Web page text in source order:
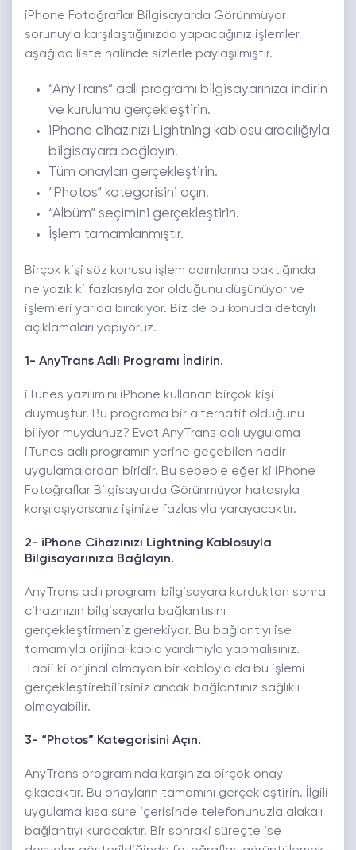
iPhone Fotoğraflar Bilgisayarda Görünmüyor
sorunuyla karşılaştığınızda yapacağınız işlemler
aşağıda liste halinde sizlerle paylaşılmıştır.
“AnyTrans” adlı programı bilgisayarınıza indirin
ve kurulumu gerçekleştirin.
iPhone cihazınızı Lightning kablosu aracılığıyla
bilgisayara bağlayın.
Tüm onayları gerçekleştirin.
“Photos” kategorisini açın.
“Albüm” seçimini gerçekleştirin.
İşlem tamamlanmıştır.
Birçok kişi söz konusu işlem adımlarına baktığında
ne yazık ki fazlasıyla zor olduğunu düşünüyor ve
işlemleri yarıda bırakıyor. Biz de bu konuda detaylı
açıklamaları yapıyoruz.
1- AnyTrans Adlı Programı İndirin.
iTunes yazılımını iPhone kullanan birçok kişi
duymuştur. Bu programa bir alternatif olduğunu
biliyor muydunuz? Evet AnyTrans adlı uygulama
iTunes adlı programın yerine geçebilen nadir
uygulamalardan biridir. Bu sebeple eğer ki iPhone
Fotoğraflar Bilgisayarda Görünmüyor hatasıyla
karşılaşıyorsanız işinize fazlasıyla yarayacaktır.
2- iPhone Cihazınızı Lightning Kablosuyla
Bilgisayarınıza Bağlayın.
AnyTrans adlı programı bilgisayara kurduktan sonra
cihazınızın bilgisayarla bağlantısını
gerçekleştirmeniz gerekiyor. Bu bağlantıyı ise
tamamıyla orijinal kablo yardımıyla yapmalısınız.
Tabii ki orijinal olmayan bir kabloyla da bu işlemi
gerçekleştirebilirsiniz ancak bağlantınız sağlıklı
olmayabilir.
3- “Photos” Kategorisini Açın.
AnyTrans programında karşınıza birçok onay
çıkacaktır. Bu onayların tamamını gerçekleştirin. İlgili
uygulama kısa süre içerisinde telefonunuzla alakalı
bağlantıyı kuracaktır. Bir sonraki süreçte ise